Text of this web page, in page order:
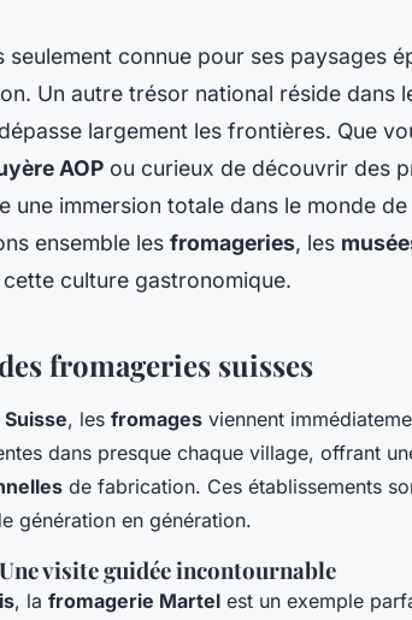
seulement connue pour ses paysages
Un autre trésor national réside dans
largement les frontières. Que
AOP ou curieux de découvrir des
une immersion totale dans le monde de
ensemble les fromageries, les
culture gastronomique.
fromageries suisses
Suisse, les fromages viennent
dans presque chaque village, offrant
de fabrication. Ces établissements
génération en génération.
visite guidée incontournable
, la fromagerie Martel est un exemple